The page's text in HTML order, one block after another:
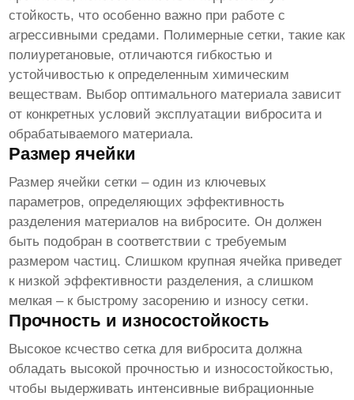
стойкость, что особенно важно при работе с
агрессивными средами. Полимерные сетки, такие как
полиуретановые, отличаются гибкостью и
устойчивостью к определенным химическим
веществам. Выбор оптимального материала зависит
от конкретных условий эксплуатации вибросита и
обрабатываемого материала.
Размер ячейки
Размер ячейки сетки – один из ключевых
параметров, определяющих эффективность
разделения материалов на вибросите. Он должен
быть подобран в соответствии с требуемым
размером частиц. Слишком крупная ячейка приведет
к низкой эффективности разделения, а слишком
мелкая – к быстрому засорению и износу сетки.
Прочность и износостойкость
Высокое ксчество сетка для виброситадолжна
обладать высокой прочностью и износостойкостью,
чтобы выдерживать интенсивные вибрационные